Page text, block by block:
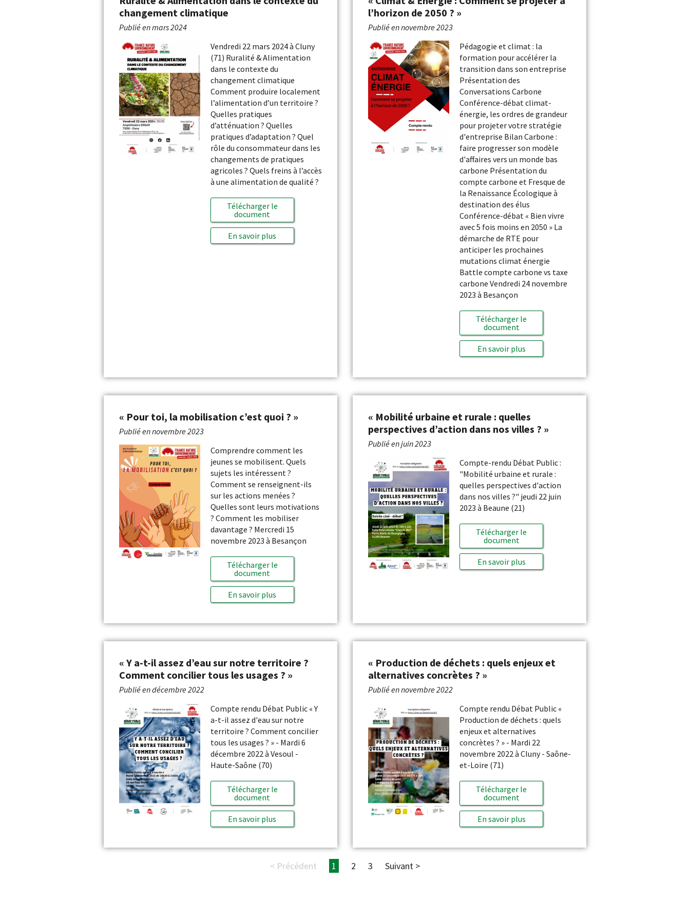
changement climatique
Publié enmars 2024
Vendredi 22 mars 2024 à Cluny
(71) Ruralité & Alimentation
dans le contexte du
changement climatique
Comment produire localement
l’alimentation d’un territoire ?
Quelles pratiques
d’atténuation ? Quelles
pratiques d’adaptation ? Quel
rôle du consommateur dans les
changements de pratiques
agricoles ? Quels freins à l’accès
à une alimentation de qualité ?
Télécharger le
document
En savoir plus
l’horizon de 2050 ? »
Publié ennovembre 2023
Pédagogie et climat : la
formation pour accélérer la
transition dans son entreprise
Présentation des
Conversations Carbone
Conférence-débat climat-
énergie, les ordres de grandeur
pour projeter votre stratégie
d'entreprise Bilan Carbone :
faire progresser son modèle
d'affaires vers un monde bas
carbone Présentation du
compte carbone et Fresque de
la Renaissance Écologique à
destination des élus
Conférence-débat « Bien vivre
avec 5 fois moins en 2050 » La
démarche de RTE pour
anticiper les prochaines
mutations climat énergie
Battle compte carbone vs taxe
carbone Vendredi 24 novembre
2023 à Besançon
Télécharger le
document
En savoir plus
« Pour toi, la mobilisation c’est quoi ? »
Publié ennovembre 2023
Comprendre comment les
jeunes se mobilisent. Quels
sujets les intéressent ?
Comment se renseignent-ils
sur les actions menées ?
Quelles sont leurs motivations
? Comment les mobiliser
davantage ? Mercredi 15
novembre 2023 à Besançon
Télécharger le
document
En savoir plus
« Mobilité urbaine et rurale : quelles
perspectives d’action dans nos villes ? »
Publié enjuin 2023
Compte-rendu Débat Public :
"Mobilité urbaine et rurale :
quelles perspectives d'action
dans nos villes ?" jeudi 22 juin
2023 à Beaune (21)
Télécharger le
document
En savoir plus
« Y a-t-il assez d’eau sur notre territoire ?
Comment concilier tous les usages ? »
Publié endécembre 2022
Compte rendu Débat Public « Y
a-t-il assez d'eau sur notre
territoire ? Comment concilier
tous les usages ? » - Mardi 6
décembre 2022 à Vesoul -
Haute-Saône (70)
Télécharger le
document
En savoir plus
« Production de déchets : quels enjeux et
alternatives concrètes ? »
Publié ennovembre 2022
Compte rendu Débat Public «
Production de déchets : quels
enjeux et alternatives
concrètes ? » - Mardi 22
novembre 2022 à Cluny - Saône-
et-Loire (71)
Télécharger le
document
En savoir plus
< Précédent 1 2 3 Suivant >